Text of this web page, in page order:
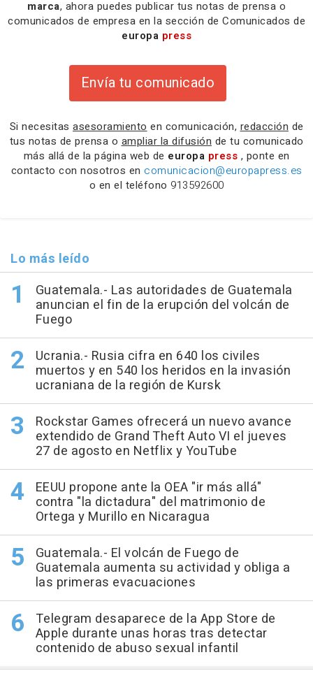
marca, ahora puedes publicar tus notas de prensa o
comunicados de empresa en la sección de Comunicados de
europa press
Envía tu comunicado
Si necesitas asesoramiento en comunicación, redacción de
tus notas de prensa o ampliar la difusión de tu comunicado
más allá de la página web de europa press , ponte en
contacto con nosotros en comunicacion@europapress.es
o en el teléfono 913592600
Lo más leído
Guatemala.- Las autoridades de Guatemala
anuncian el fin de la erupción del volcán de
Fuego
Ucrania.- Rusia cifra en 640 los civiles
muertos y en 540 los heridos en la invasión
ucraniana de la región de Kursk
Rockstar Games ofrecerá un nuevo avance
extendido de Grand Theft Auto VI el jueves
27 de agosto en Netflix y YouTube
EEUU propone ante la OEA "ir más allá"
contra "la dictadura" del matrimonio de
Ortega y Murillo en Nicaragua
Guatemala.- El volcán de Fuego de
Guatemala aumenta su actividad y obliga a
las primeras evacuaciones
Telegram desaparece de la App Store de
Apple durante unas horas tras detectar
contenido de abuso sexual infantil